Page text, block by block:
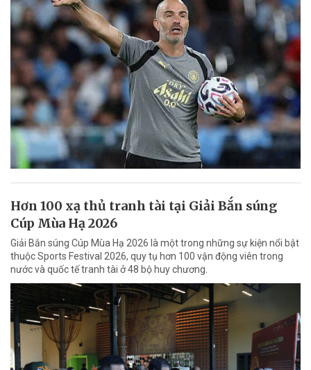
Hơn 100 xạ thủ tranh tài tại Giải Bắn súng
Cúp Mùa Hạ 2026
Giải Bắn súng Cúp Mùa Hạ 2026 là một trong những sự kiện nổi bật
thuộc Sports Festival 2026, quy tụ hơn 100 vận động viên trong
nước và quốc tế tranh tài ở 48 bộ huy chương.